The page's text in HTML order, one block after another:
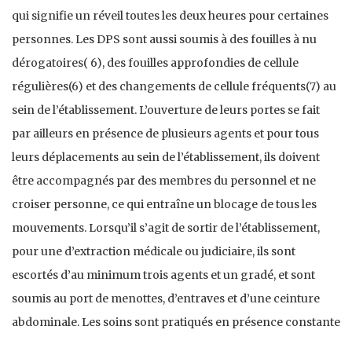
qui signifie un réveil toutes les deux heures pour certaines
personnes. Les DPS sont aussi soumis à des fouilles à nu
dérogatoires( 6), des fouilles approfondies de cellule
régulières(6) et des changements de cellule fréquents(7) au
sein de l’établissement. L’ouverture de leurs portes se fait
par ailleurs en présence de plusieurs agents et pour tous
leurs déplacements au sein de l’établissement, ils doivent
être accompagnés par des membres du personnel et ne
croiser personne, ce qui entraîne un blocage de tous les
mouvements. Lorsqu’il s’agit de sortir de l’établissement,
pour une d’extraction médicale ou judiciaire, ils sont
escortés d’au minimum trois agents et un gradé, et sont
soumis au port de menottes, d’entraves et d’une ceinture
abdominale. Les soins sont pratiqués en présence constante